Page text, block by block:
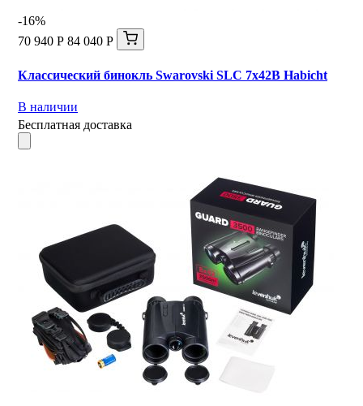
-16%
70 940 Р 84 040 Р
Классический бинокль Swarovski SLC 7x42B Habicht
В наличии
Бесплатная доставка